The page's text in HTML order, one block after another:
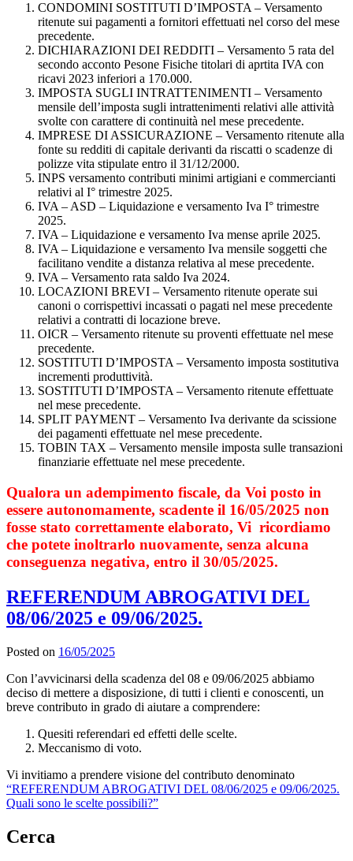
CONDOMINI SOSTITUTI D’IMPOSTA – Versamento
ritenute sui pagamenti a fornitori effettuati nel corso del mese
precedente.
DICHIARAZIONI DEI REDDITI – Versamento 5 rata del
secondo acconto Pesone Fisiche titolari di aprtita IVA con
ricavi 2023 inferiori a 170.000.
IMPOSTA SUGLI INTRATTENIMENTI – Versamento
mensile dell’imposta sugli intrattenimenti relativi alle attività
svolte con carattere di continuità nel mese precedente.
IMPRESE DI ASSICURAZIONE – Versamento ritenute alla
fonte su redditi di capitale derivanti da riscatti o scadenze di
polizze vita stipulate entro il 31/12/2000.
INPS versamento contributi minimi artigiani e commercianti
relativi al I° trimestre 2025.
IVA – ASD – Liquidazione e versamento Iva I° trimestre
2025.
IVA – Liquidazione e versamento Iva mense aprile 2025.
IVA – Liquidazione e versamento Iva mensile soggetti che
facilitano vendite a distanza relativa al mese precedente.
IVA – Versamento rata saldo Iva 2024.
LOCAZIONI BREVI – Versamento ritenute operate sui
canoni o corrispettivi incassati o pagati nel mese precedente
relativi a contratti di locazione breve.
OICR – Versamento ritenute su proventi effettuate nel mese
precedente.
SOSTITUTI D’IMPOSTA – Versamento imposta sostitutiva
incrementi produttività.
SOSTITUTI D’IMPOSTA – Versamento ritenute effettuate
nel mese precedente.
SPLIT PAYMENT – Versamento Iva derivante da scissione
dei pagamenti effettuate nel mese precedente.
TOBIN TAX – Versamento mensile imposta sulle transazioni
finanziarie effettuate nel mese precedente.
Qualora un adempimento fiscale, da Voi posto in
essere autonomamente, scadente il 16/05/2025 non
fosse stato correttamente elaborato, Vi ricordiamo
che potete inoltrarlo nuovamente, senza alcuna
conseguenza negativa, entro il 30/05/2025.
REFERENDUM ABROGATIVI DEL
08/06/2025 e 09/06/2025.
Posted on 16/05/2025
Con l’avvicinarsi della scadenza del 08 e 09/06/2025 abbiamo
deciso di mettere a disposizione, di tutti i clienti e conoscenti, un
breve contributo in grado di aiutare a comprendere:
Quesiti referendari ed effetti delle scelte.
Meccanismo di voto.
Vi invitiamo a prendere visione del contributo denominato
“REFERENDUM ABROGATIVI DEL 08/06/2025 e 09/06/2025.
Quali sono le scelte possibili?”
Cerca